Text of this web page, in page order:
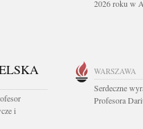
2026 roku w
i
WARSZAWA
Serdeczne
Profesora